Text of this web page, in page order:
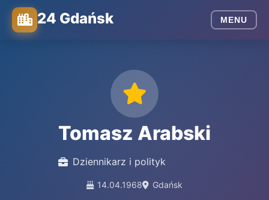
24 Gdańsk MENU
Tomasz Arabski
Dziennikarz i polityk
14.04.1968 Gdańsk